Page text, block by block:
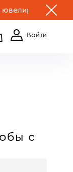
изделий по
519-00-00
с